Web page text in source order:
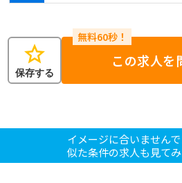
star
保存する
この求人を
イメージに合いません
似た条件の求人も見て